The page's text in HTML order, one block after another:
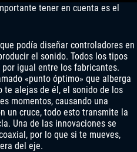
tener en cuenta es el
podía diseñar controladores en
el sonido. Todos los tipos
igual entre los fabricantes.
«punto óptimo» que alberga
te alejas de él, el sonido de los
momentos, causando una
un cruce, todo esto transmite la
Una de las innovaciones se
por lo que si te mueves,
del eje.